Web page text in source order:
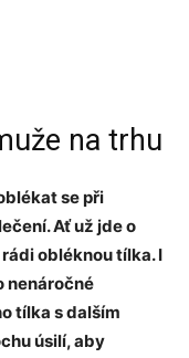
na trhu
se při
Ať už jde o
obléknou tílka. I
nenáročné
tílka s dalším
úsilí, aby